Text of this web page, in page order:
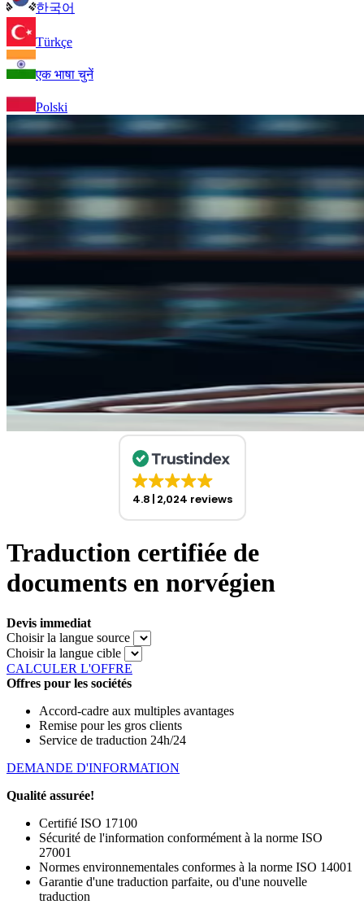
한국어
Türkçe
एक भाषा चुनें
Polski
4.8 2,024 reviews
Traduction certifiée de
documents en norvégien
Devis immediat
Choisir la langue source
Choisir la langue cible
CALCULER L'OFFRE
Offres pour les sociétés
Accord-cadre aux multiples avantages
Remise pour les gros clients
Service de traduction 24h/24
DEMANDE D'INFORMATION
Qualité assurée!
Certifié ISO 17100
Sécurité de l'information conformément à la norme ISO
27001
Normes environnementales conformes à la norme ISO 14001
Garantie d'une traduction parfaite, ou d'une nouvelle
traduction